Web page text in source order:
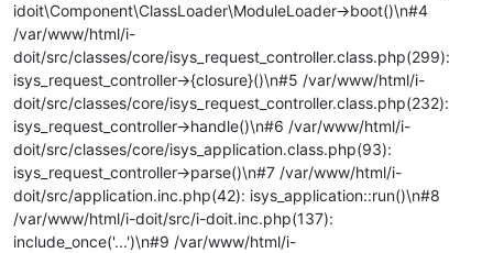
idoit\Component\ClassLoader\ModuleLoader->boot()\n#4
/var/www/html/i-
doit/src/classes/core/isys_request_controller.class.php(299):
isys_request_controller->{closure}()\n#5 /var/www/html/i-
doit/src/classes/core/isys_request_controller.class.php(232):
isys_request_controller->handle()\n#6 /var/www/html/i-
doit/src/classes/core/isys_application.class.php(93):
isys_request_controller->parse()\n#7 /var/www/html/i-
doit/src/application.inc.php(42): isys_application::run()\n#8
/var/www/html/i-doit/src/i-doit.inc.php(137):
include_once('...')\n#9 /var/www/html/i-